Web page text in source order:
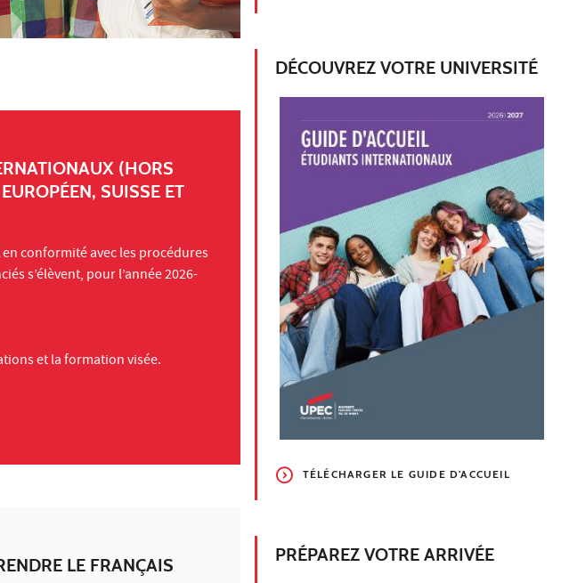
(HORS
SUISSE ET
conformité avec les procédures
s’élèvent, pour l’année 2026-
et la formation visée.
LE FRANÇAIS
DÉCOUVREZ VOTRE UNIVERSITÉ
TÉLÉCHARGER LE GUIDE D'ACCUEIL
PRÉPAREZ VOTRE ARRIVÉE